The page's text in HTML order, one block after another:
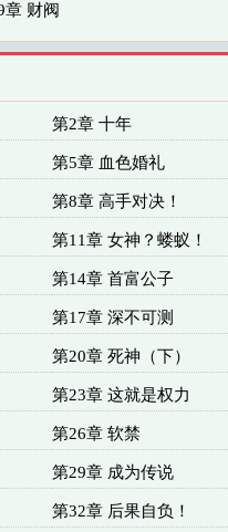
章 财阀
第2章 十年
第5章 血色婚礼
第8章 高手对决！
第11章 女神？蝼蚁！
第14章 首富公子
第17章 深不可测
第20章 死神（下）
第23章 这就是权力
第26章 软禁
第29章 成为传说
第32章 后果自负！